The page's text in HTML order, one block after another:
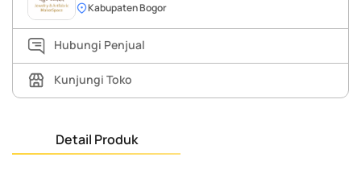
Kabupaten Bogor
Hubungi Penjual
Kunjungi Toko
Detail Produk